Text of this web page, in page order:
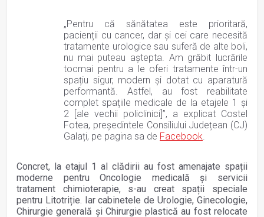
„Pentru că sănătatea este prioritară,
pacienții cu cancer, dar și cei care necesită
tratamente urologice sau suferă de alte boli,
nu mai puteau aștepta. Am grăbit lucrările
tocmai pentru a le oferi tratamente într-un
spațiu sigur, modern și dotat cu aparatură
performantă. Astfel, au fost reabilitate
complet spațiile medicale de la etajele 1 și
2 [ale vechii policlinici]”, a explicat Costel
Fotea, președintele Consiliului Județean (CJ)
Galați, pe pagina sa de Facebook.
Concret, la etajul 1 al clădirii au fost amenajate spații
moderne pentru Oncologie medicală și servicii
tratament chimioterapie, s-au creat spații speciale
pentru Litotriție. Iar cabinetele de Urologie, Ginecologie,
Chirurgie generală și Chirurgie plastică au fost relocate